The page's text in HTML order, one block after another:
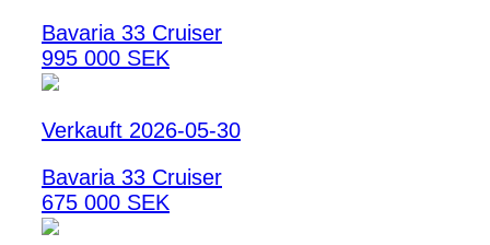
Bavaria 33 Cruiser
995 000 SEK
Verkauft 2026-05-30
Bavaria 33 Cruiser
675 000 SEK